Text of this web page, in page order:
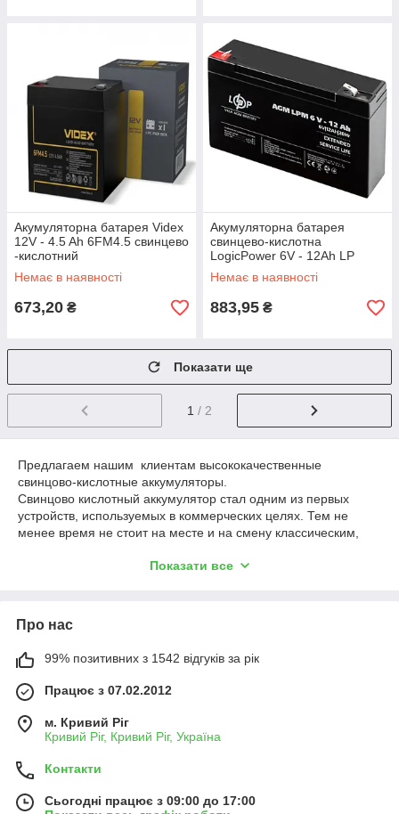
Акумуляторна батарея Videx
12V - 4.5 Ah 6FM4.5 свинцево
-кислотний
Немає в наявності
673,20 ₴
Акумуляторна батарея
свинцево-кислотна
LogicPower 6V - 12Ah LP
6120 / Акумулятор свинцево-
кислотний
Немає в наявності
883,95 ₴
Показати ще
1 / 2
Предлагаем нашим клиентам высококачественные
свинцово-кислотные аккумуляторы.
Свинцово кислотный аккумулятор стал одним из первых
устройств, используемых в коммерческих целях. Тем не
менее время не стоит на месте и на смену классическим,
высокотехнологичные устройства, в которых применяется
электролита.
Свинцово-кислотный аккумулятор на сегодняшний день
является наиболее востребованным и популярным
устройством. Это объясняется его высокой надежностью и
доступной стоимостью, что делает данные АКБ
рентабельными в эксплуатации устройствами,
использующимися в качестве источника для бесперебойного
Применение:
пожарная и охранная сигнализация
Показати все
Про нас
99% позитивних з 1542 відгуків за рік
Працює з 07.02.2012
м. Кривий Ріг
Кривий Ріг, Кривий Ріг, Україна
Контакти
Сьогодні працює з 09:00 до 17:00